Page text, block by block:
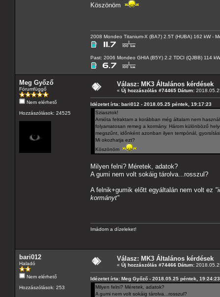
Köszönöm
2008 Mondeo Titanium-X (BA7) 2.5T (HUBA) 162 kW -
Past: 2006 Mondeo GHIA (B5Y) 2.2 TDCI (QJBB) 114
Meg Győző
Fórumfüggő
Nem elérhető
Hozzászólások: 24525
Válasz: MK3 Általános kérdések
« Új hozzászólás #74465 Dátum:
Idézetet írta: bari012 - 2018.05.25 péntek, 19:17:23
Sziasztok!
Amióta felraktam a korábban még általam nem
folyamatosan remeg a kormány. Három különböző
megszűnt, időnként azonban ilyen tempónál,
Mi okozhatja ezt?
Köszönöm
Milyen felni? Méretek, adatok?
A gumi nem volt sokáig tárolva...rosszul?
A felnik+gumik előtt egyáltalán nem volt ez
kormányt"
Imádom a dízeleket!
bari012
Haladó
Nem elérhető
Hozzászólások: 253
Válasz: MK3 Általános kérdések
« Új hozzászólás #74466 Dátum:
Idézetet írta: Meg Győző - 2018.05.25 péntek, 19:24:23
Milyen felni? Méretek, adatok?
A gumi nem volt sokáig tárolva...rosszul?